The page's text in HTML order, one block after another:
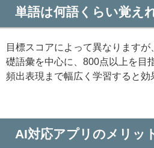
単語は何語くらい覚え
目標スコアによって異なります
礎語彙を中心に、800点以上を目
頻出表現まで幅広く学習すると効
AI対応アプリのメリッ